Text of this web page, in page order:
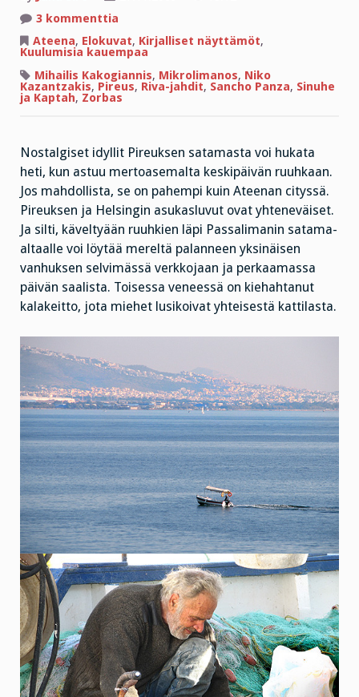
3 kommenttia
muutaman
miljoonan
euron
vuoksi
Ateena, Elokuvat, Kirjalliset näyttämöt,
Kuulumisia kauempaa
Mihailis Kakogiannis, Mikrolimanos, Niko
Kazantzakis, Pireus, Riva-jahdit, Sancho Panza, Sinuhe
ja Kaptah, Zorbas
Nostalgiset idyllit Pireuksen satamasta voi hukata
heti, kun astuu mertoasemalta keskipäivän ruuhkaan.
Jos mahdollista, se on pahempi kuin Ateenan cityssä.
Pireuksen ja Helsingin asukasluvut ovat yhteneväiset.
Ja silti, käveltyään ruuhkien läpi Passalimanin satama-
altaalle voi löytää mereltä palanneen yksinäisen
vanhuksen selvimässä verkkojaan ja perkaamassa
päivän saalista. Toisessa veneessä on kiehahtanut
kalakeitto, jota miehet lusikoivat yhteisestä kattilasta.